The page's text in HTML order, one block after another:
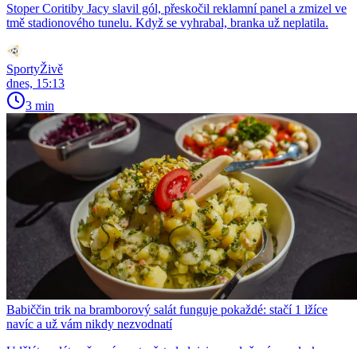
Stoper Coritiby Jacy slavil gól, přeskočil reklamní panel a zmizel ve
tmě stadionového tunelu. Když se vyhrabal, branka už neplatila.
SportyŽivě
dnes, 15:13
3 min
Babiččin trik na bramborový salát funguje pokaždé: stačí 1 lžíce
navíc a už vám nikdy nezvodnatí